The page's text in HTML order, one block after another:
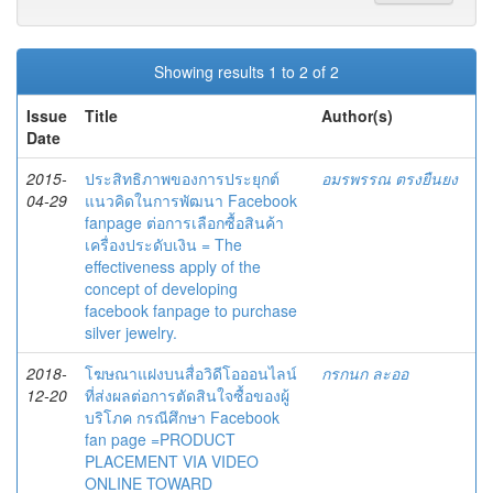
Showing results 1 to 2 of 2
Issue
Date
Title Author(s)
2015-
04-29
ประสิทธิภาพของการประยุกต์
แนวคิดในการพัฒนา Facebook
fanpage ต่อการเลือกซื้อสินค้า
เครื่องประดับเงิน = The
effectiveness apply of the
concept of developing
facebook fanpage to purchase
silver jewelry.
อมรพรรณ ตรงยืนยง
2018-
12-20
โฆษณาแฝงบนสื่อวิดีโอออนไลน์
ที่ส่งผลต่อการตัดสินใจซื้อของผู้
บริโภค กรณีศึกษา Facebook
fan page =PRODUCT
PLACEMENT VIA VIDEO
ONLINE TOWARD
กรกนก ละออ